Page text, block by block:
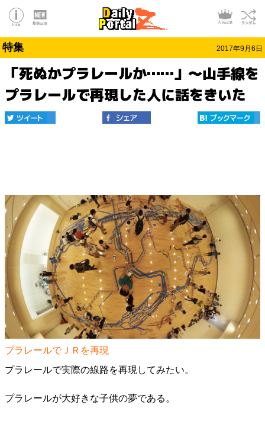
特集 2017年9月6日
「死ぬかプラレールか……」～山手線を
プラレールで再現した人に話をきいた
プラレールでＪＲを再現
プラレールで実際の線路を再現してみたい。
プラレールが大好きな子供の夢である。